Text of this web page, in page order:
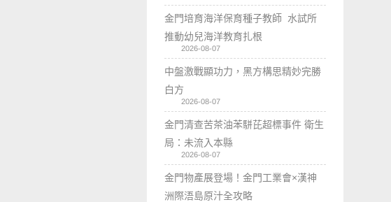
金門培育海洋保育種子教師 水試所
推動幼兒海洋教育扎根
2026-08-07
中盤激戰顯功力，黑方構思精妙完勝
白方
2026-08-07
金門清查苦茶油苯駢芘超標事件 衛生
局：未流入本縣
2026-08-07
金門物產展登場！金門工業會×漢神
洲際浯島原汁全攻略